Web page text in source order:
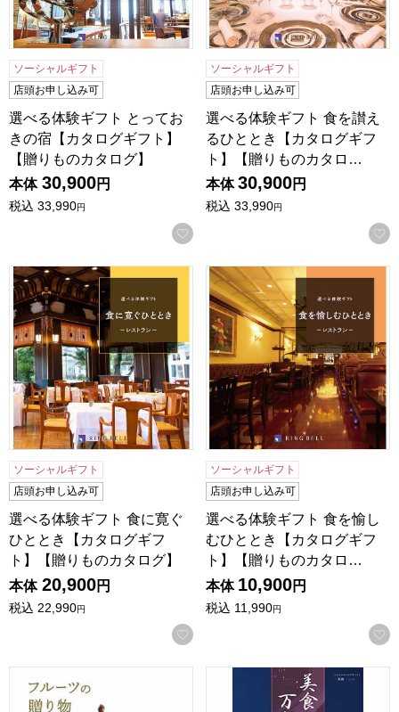
ソーシャルギフト
店頭お申し込み可
選べる体験ギフト とってお
きの宿【カタログギフト】
【贈りものカタログ】
本体 30,900円
税込 33,990円
お気に入りに登録する
ソーシャルギフト
店頭お申し込み可
選べる体験ギフト 食を讃え
るひととき【カタログギフ
ト】【贈りものカタロ…
本体 30,900円
税込 33,990円
選べる体験ギフト 食に寛ぐひととき【カタログギフト】【
ソーシャルギフト
店頭お申し込み可
選べる体験ギフト 食に寛ぐ
ひととき【カタログギフ
ト】【贈りものカタログ】
本体 20,900円
税込 22,990円
お気に入りに登録する
選べる体験ギフト 食を愉し
ソーシャルギフト
店頭お申し込み可
選べる体験ギフト 食を愉し
むひととき【カタログギフ
ト】【贈りものカタロ…
本体 10,900円
税込 11,990円
フルーツの贈り物 めぶき【カタログギフト】【贈りものカ
美食万彩 紫紺(しこん)【カ